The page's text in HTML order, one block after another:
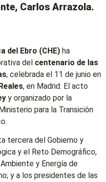
Carlos Arrazola.
del Ebro (CHE) ha
del centenario de las
, celebrada el 11 de junio en
, en Madrid. El acto
y organizado por la
para la Transición
tercera del Gobierno y
y el Reto Demográfico,
y Energía de
y a los presidentes de las